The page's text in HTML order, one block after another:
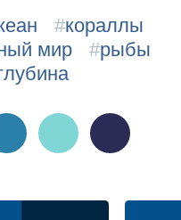
#кораллы
мир #рыбы